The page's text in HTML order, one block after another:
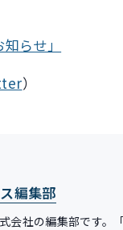
らせ」
）
編集部
会社の編集部です。